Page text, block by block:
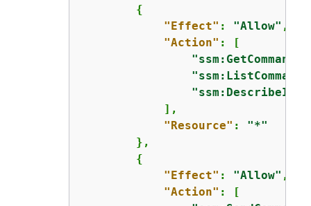
{
"Effect" : "Allow" ,
"Action" : [
            ],
"Resource" : "*"
        },
{
"Effect" : "Allow" ,
"Action" : [